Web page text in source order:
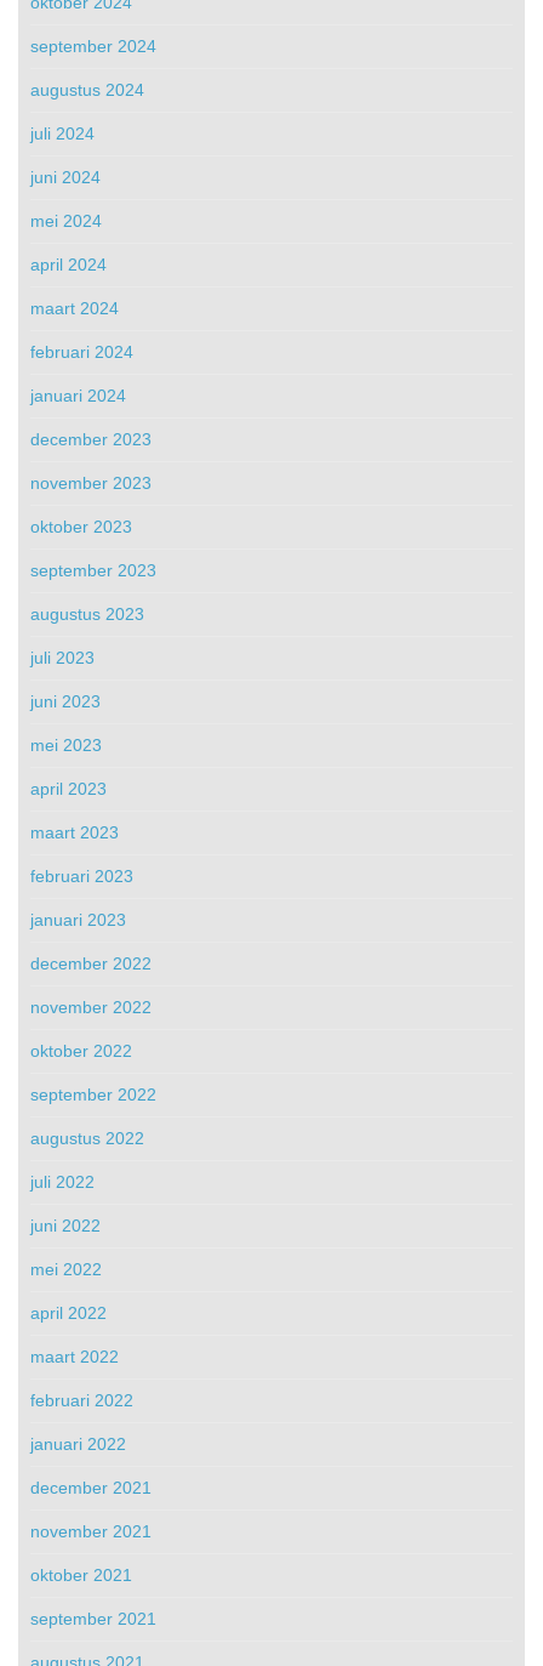
september 2024
augustus 2024
juli 2024
juni 2024
mei 2024
april 2024
maart 2024
februari 2024
januari 2024
december 2023
november 2023
oktober 2023
september 2023
augustus 2023
juli 2023
juni 2023
mei 2023
april 2023
maart 2023
februari 2023
januari 2023
december 2022
november 2022
oktober 2022
september 2022
augustus 2022
juli 2022
juni 2022
mei 2022
april 2022
maart 2022
februari 2022
januari 2022
december 2021
november 2021
oktober 2021
september 2021